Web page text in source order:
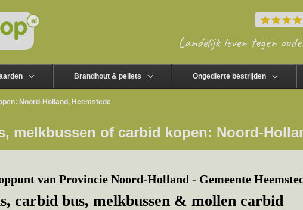
Landelijk leven tegen
Brandhout & pellets Ongedierte bestrijden
Noord-Holland, Heemstede
melkbussen of carbid kopen: Noord-
van Provincie Noord-Holland - Gemeente
carbid bus, melkbussen & mollen carbid